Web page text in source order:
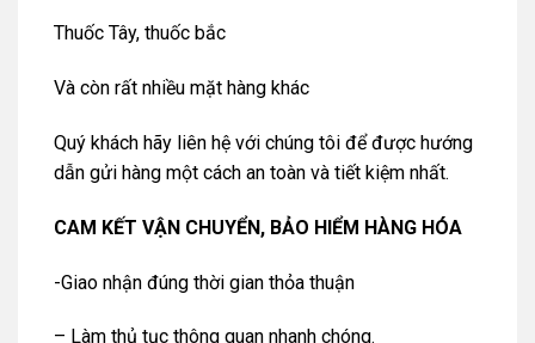
Thuốc Tây, thuốc bắc
Và còn rất nhiều mặt hàng khác
Quý khách hãy liên hệ với chúng tôi để được hướng
dẫn gửi hàng một cách an toàn và tiết kiệm nhất.
CAM KẾT VẬN CHUYỂN, BẢO HIỂM HÀNG HÓA
-Giao nhận đúng thời gian thỏa thuận
– Làm thủ tục thông quan nhanh chóng.